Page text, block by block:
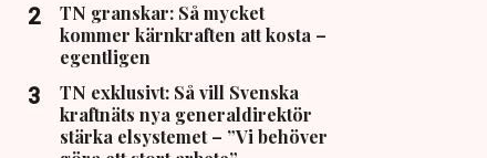
TN granskar: Så mycket
kommer kärnkraften att kosta –
egentligen
TN exklusivt: Så vill Svenska
kraftnäts nya generaldirektör
stärka elsystemet – ”Vi behöver